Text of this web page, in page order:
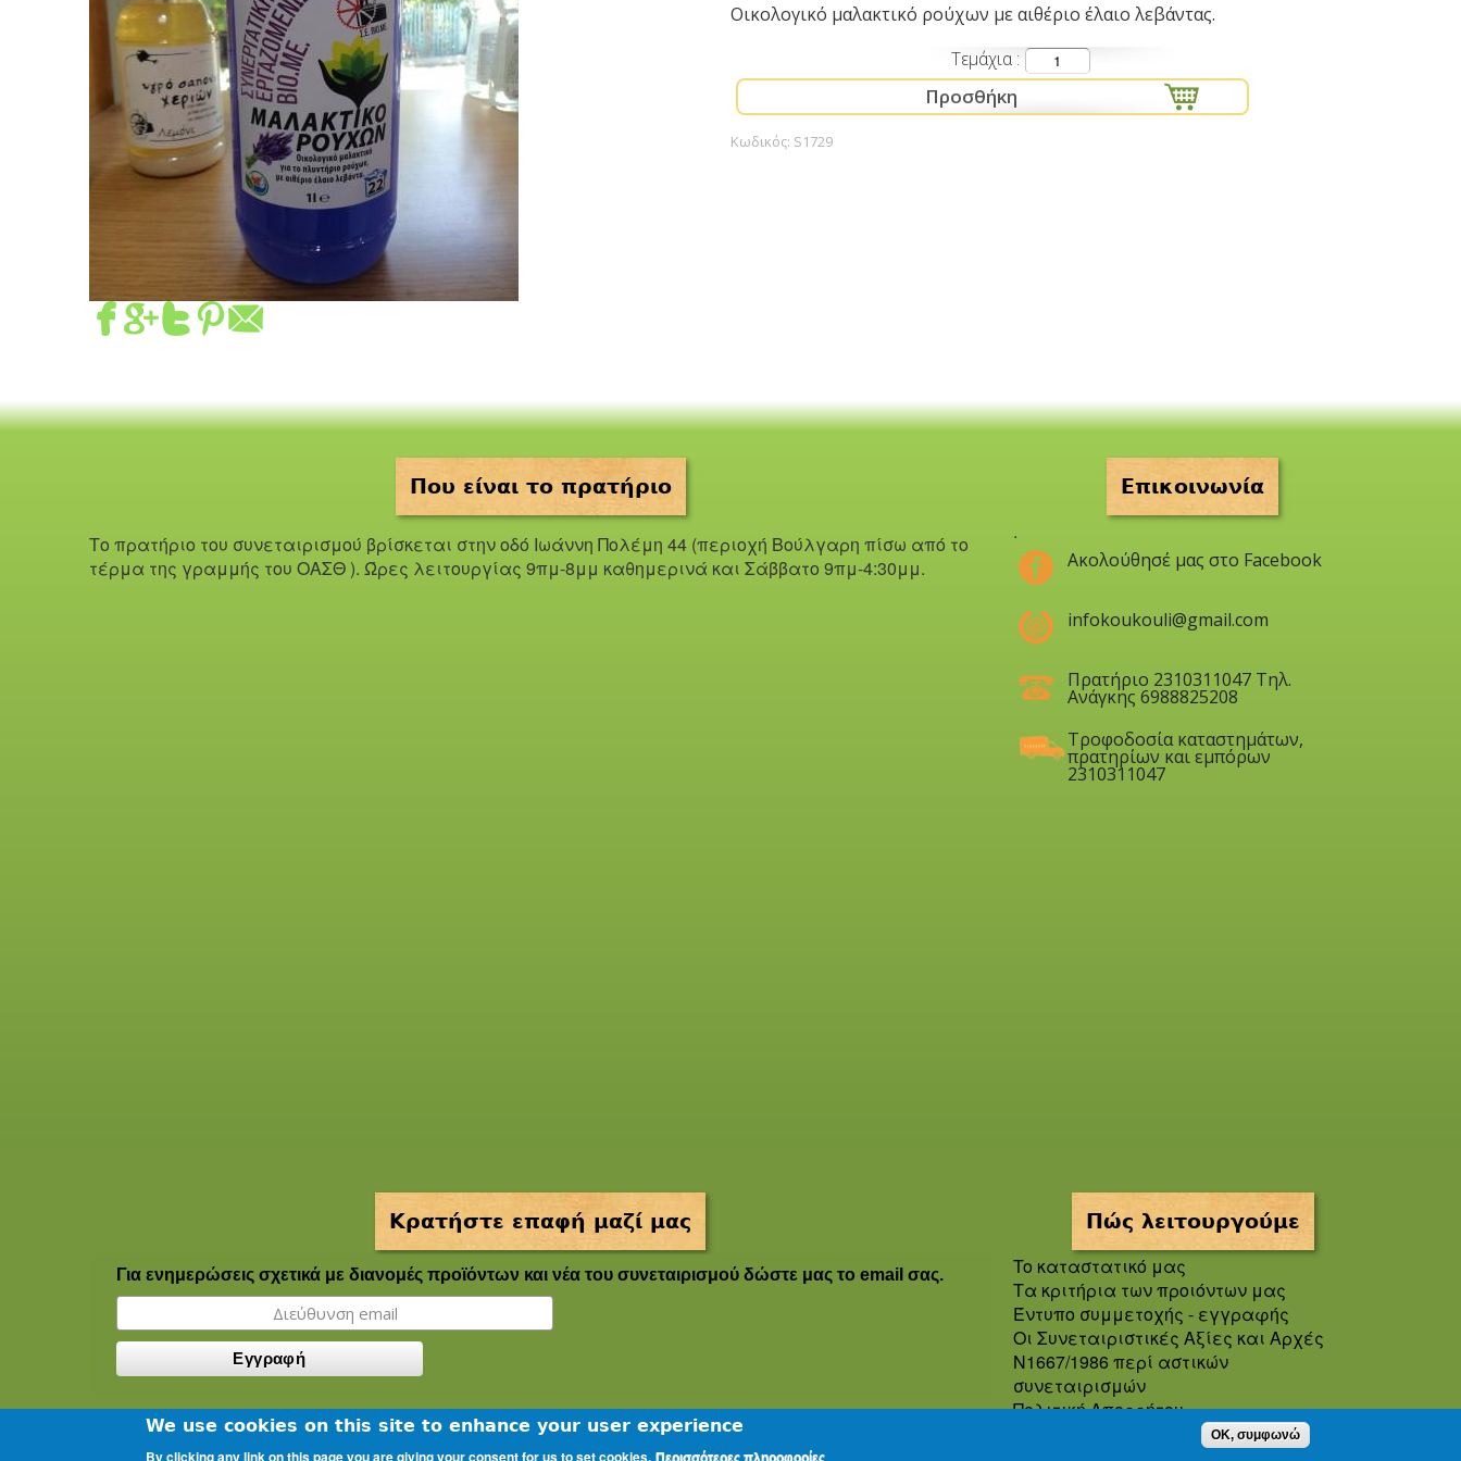
Οικολογικό μαλακτικό ρούχων με αιθέριο έλαιο λεβάντας.
Τεμάχια
Κωδικός: S1729
Που είναι το πρατήριο
Το πρατήριο του συνεταιρισμού βρίσκεται στην οδό Iωάννη Πολέμη 44 (περιοχή Βούλγαρη πίσω από το
τέρμα της γραμμής του ΟΑΣΘ ). Ώρες λειτουργίας 9πμ-8μμ καθημερινά και Σάββατο 9πμ-4:30μμ.
Επικοινωνία
.
Ακολούθησέ μας στο Facebook
infokoukouli@gmail.com
Πρατήριο 2310311047 Τηλ.
Ανάγκης 6988825208
Τροφοδοσία καταστημάτων,
πρατηρίων και εμπόρων
2310311047
Κρατήστε επαφή μαζί μας
Για ενημερώσεις σχετικά με διανομές προϊόντων και νέα του συνεταιρισμού δώστε μας το email σας.
Πώς λειτουργούμε
To καταστατικό μας
Τα κριτήρια των προιόντων μας
Έντυπο συμμετοχής - εγγραφής
Οι Συνεταιριστικές Αξίες και Αρχές
Ν1667/1986 περί αστικών
συνεταιρισμών
Πολιτική Απορρήτου
Oροι και προϋποθέσεις χρήσης
We use cookies on this site to enhance your user experience
By clicking any link on this page you are giving your consent for us to set cookies. Περισσότερες πληροφορίες
OK, συμφωνώ